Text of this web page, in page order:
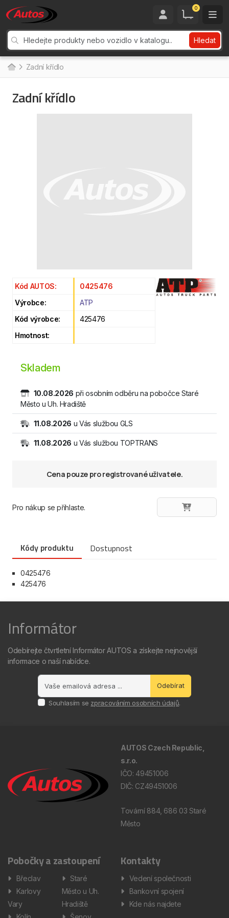
0
Hledat
Zadní křídlo
Zadní křídlo
Kód AUTOS:
0425476
Výrobce:
ATP
Kód výrobce:
425476
Hmotnost:
Skladem
10.08.2026 při osobním odběru na pobočce Staré
Město u Uh. Hradiště
11.08.2026 u Vás službou GLS
11.08.2026 u Vás službou TOPTRANS
Cena pouze pro registrované uživatele.
Pro nákup se přihlaste.
Kódy produktu Dostupnost
0425476
425476
Informátor
Odebírejte čtvrtletní Informátor AUTOS a získejte nejnovější
informace o naší nabídce.
Odebírat
Souhlasím se zpracováním osobních údajů.
AUTOS Czech Republic,
s.r.o.
IČO: 49451006
DIČ: CZ49451006
Tovární 884, 686 03 Staré
Město
Pobočky a zastoupení
Břeclav
Karlovy
Vary
Staré
Město u Uh.
Hradiště
Kontakty
Vedení společnosti
Bankovní spojení
Kde nás najdete